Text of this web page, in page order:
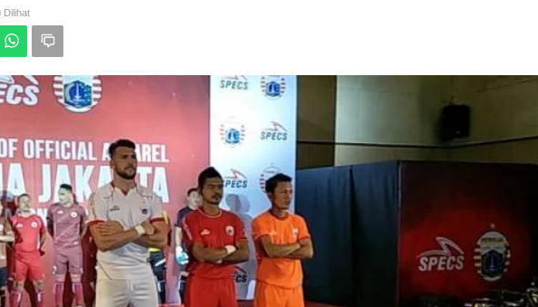
Dilihat